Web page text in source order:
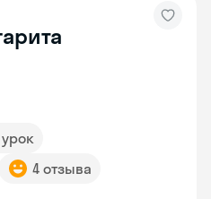
урок
4 отзыва